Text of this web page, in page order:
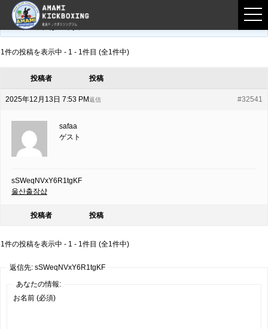
フロントページ › フォーラム
このトピックは空です。
1件の投稿を表示中 - 1 - 1件目 (全1件中)
投稿者 投稿
2025年12月13日 7:53 PM #32541
返信
safaa
ゲスト
sSWeqNVxY6R1tgKF
울산출장샵
投稿者 投稿
1件の投稿を表示中 - 1 - 1件目 (全1件中)
返信先: sSWeqNVxY6R1tgKF
あなたの情報:
お名前 (必須)